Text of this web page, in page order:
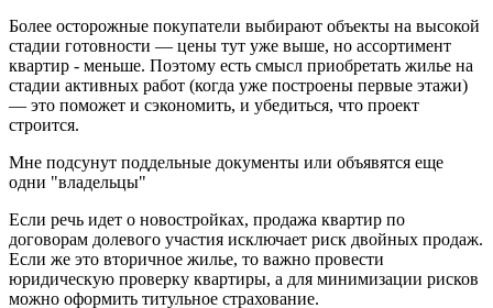
Более осторожные покупатели выбирают объекты на высокой
стадии готовности — цены тут уже выше, но ассортимент
квартир - меньше. Поэтому есть смысл приобретать жилье на
стадии активных работ (когда уже построены первые этажи)
— это поможет и сэкономить, и убедиться, что проект
строится.
Мне подсунут поддельные документы или объявятся еще
одни "владельцы"
Если речь идет о новостройках, продажа квартир по
договорам долевого участия исключает риск двойных продаж.
Если же это вторичное жилье, то важно провести
юридическую проверку квартиры, а для минимизации рисков
можно оформить титульное страхование.